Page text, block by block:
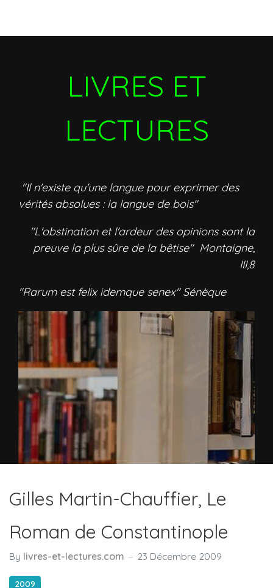
LIVRES ET
LECTURES
"Il n'existe qu'une langue pour exprimer des
vérités absolues : la langue de bois"
"L'obstination et l'ardeur des opinions sont la
preuve la plus sûre de la bêtise" Montaigne,
III,8
"Rarum est felix idemque senex" Sénèque
Gilles Martin-Chauffier, Le
Roman de Constantinople
By livres-et-lectures.com 23 Décembre 2009
2009